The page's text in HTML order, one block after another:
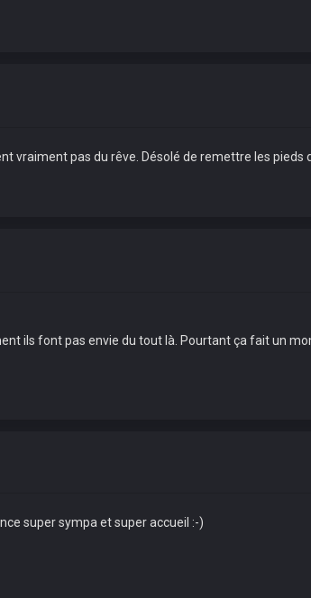
vraiment pas du rêve. Désolé de remettre les
ils font pas envie du tout là. Pourtant ça fait un
super sympa et super accueil :-)